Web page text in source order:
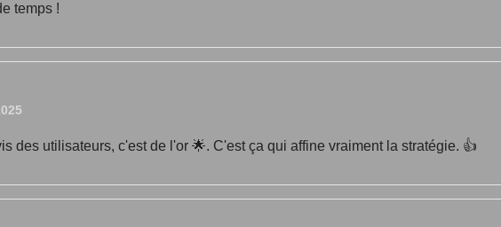
temps !
des utilisateurs, c'est de l'or 🌟. C'est ça qui affine vraiment la stratégie. 👍